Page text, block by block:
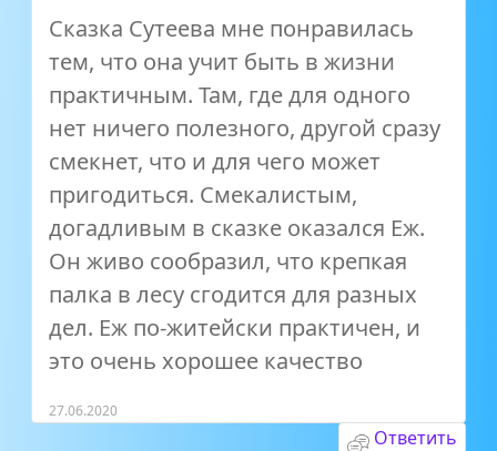
Сказка Сутеева мне понравилась
тем, что она учит быть в жизни
практичным. Там, где для одного
нет ничего полезного, другой сразу
смекнет, что и для чего может
пригодиться. Смекалистым,
догадливым в сказке оказался Еж.
Он живо сообразил, что крепкая
палка в лесу сгодится для разных
дел. Еж по-житейски практичен, и
это очень хорошее качество
27.06.2020
Ответить